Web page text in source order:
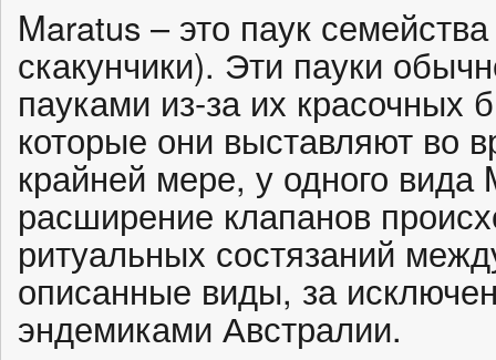
Maratus – это паук
скакунчики). Эти пауки
пауками из-за их красочных
которые они выставляют во
крайней мере, у одного вида
расширение клапанов
ритуальных состязаний
описанные виды, за
эндемиками Австралии.